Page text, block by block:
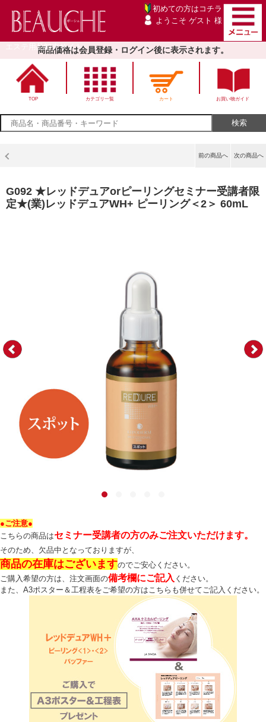
エステ用品卸売サイト
初めての方は コチラ
ようこそ ゲスト 様
商品価格は会員登録・ログイン後に表示されます。
TOP カテゴリ一覧 カート お買い物ガイド
次の商品へ
前の商品へ
G092 ★レッドデュアorピーリングセミナー受講者限
定★(業)レッドデュアWH+ ピーリング＜2＞ 60mL
●ご注意●
こちらの商品はセミナー受講者の方のみご注文いただけます。
そのため、欠品中となっておりますが、
商品の在庫はございますのでご安心ください。
ご購入希望の方は、注文画面の備考欄にご記入 ください。
また、A3ポスター＆工程表をご希望の方はこちらも併せてご記入ください。